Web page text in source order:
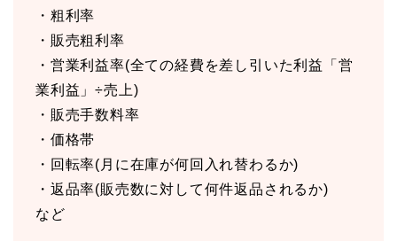
・粗利率
・販売粗利率
・営業利益率(全ての経費を差し引いた利益「営
業利益」÷売上)
・販売手数料率
・価格帯
・回転率(月に在庫が何回入れ替わるか)
・返品率(販売数に対して何件返品されるか)
など